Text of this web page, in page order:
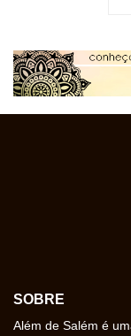
SOBRE
Além de Salém é